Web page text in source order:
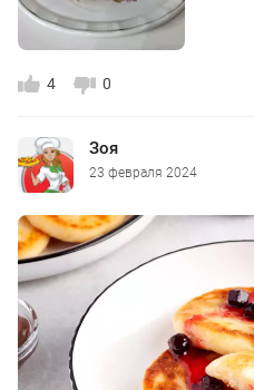
4 0
Зоя
23 февраля 2024